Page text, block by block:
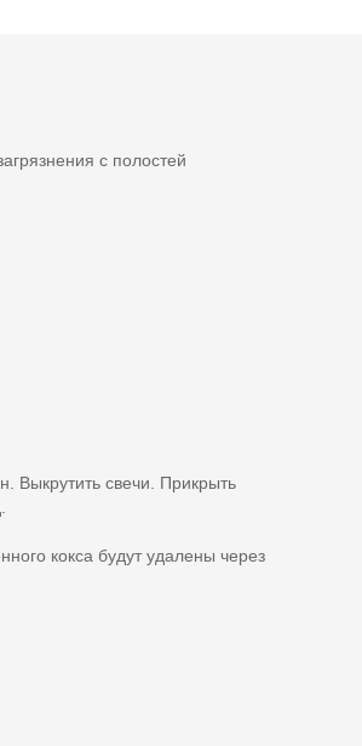
с полостей
Выкрутить свечи. Прикрыть
кокса будут удалены через